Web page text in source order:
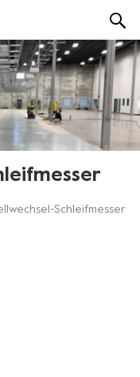
Schleifmesser